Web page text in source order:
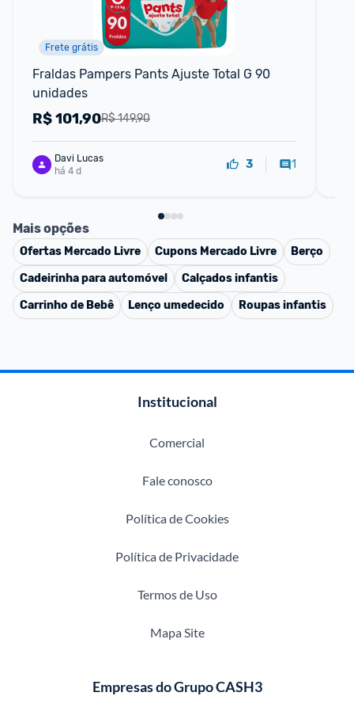
Frete grátis
Fraldas Pampers Pants Ajuste Total G 90
unidades
R$ 149,90
R$101,90
Davi Lucas
há 4 d
3 1
Mais opções
Ofertas Mercado Livre Cupons Mercado Livre
Berço
Cadeirinha para automóvel
Calçados infantis
Carrinho de Bebê
Lenço umedecido Roupas infantis
Institucional
Comercial
Fale conosco
Política de Cookies
Política de Privacidade
Termos de Uso
Mapa Site
Empresas do Grupo CASH3